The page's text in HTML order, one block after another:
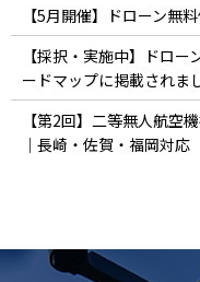
【5月開催】ドローン無
【採択・実施中】ドロ
ードマップに掲載されま
【第2回】二等無人航空
｜長崎・佐賀・福岡対応